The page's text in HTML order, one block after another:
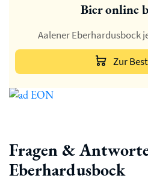
Bier online
Aalener Eberhardusbock
Zur
Fragen &
Eberhardusbock